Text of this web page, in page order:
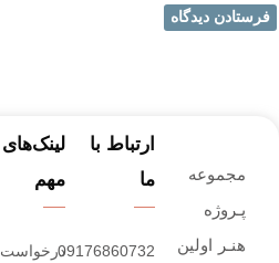
مجموعه
پـروژه‌
هنـر اولین
ارتباط با
ما
09176860732
لینک‌های
مهم
درخواست